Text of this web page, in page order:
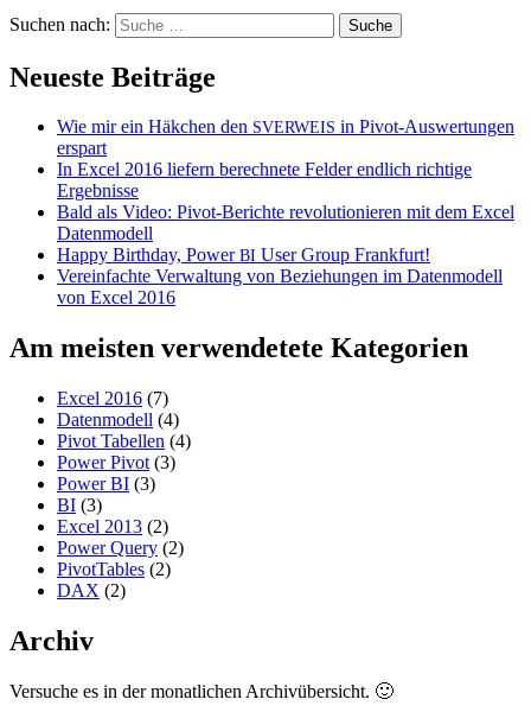
Suchen nach:
Neueste Beiträge
Wie mir ein Häkchen den SVERWEIS in Pivot-Auswertungen
erspart
In Excel 2016 liefern berechnete Felder endlich richtige
Ergebnisse
Bald als Video: Pivot-Berichte revolutionieren mit dem Excel
Datenmodell
Happy Birthday, PowerBI User Group Frankfurt!
Vereinfachte Verwaltung von Beziehungen im Datenmodell
von Excel 2016
Am meisten verwendetete Kategorien
Excel 2016 (7)
Datenmodell (4)
Pivot Tabellen (4)
Power Pivot (3)
Power BI (3)
BI (3)
Excel 2013 (2)
Power Query (2)
PivotTables (2)
DAX (2)
Archiv
Versuche es in der monatlichen Archivübersicht. 🙂